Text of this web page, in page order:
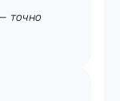
точно